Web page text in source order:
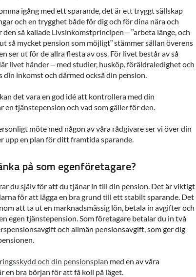
igång med ett sparande, det är ett tryggt sällskap
och en trygghet både för dig och för dina nära och
så kallade Livsinkomstprincipen – ”arbeta länge, och
så mycket pension som möjligt” stämmer sällan överens
ser ut för de allra flesta av oss. För livet består av så
livet händer – med studier, husköp, föräldraledighet och
din inkomst och därmed också din pension.
det vara en god idé att kontrollera med din
en tjänstepension och vad som gäller för den.
möte med någon av våra rådgivare ser vi över din
upp en plan för ditt framtida sparande.
på som egenföretagare?
du själv för att du tjänar in till din pension. Det är viktigt
för att lägga en bra grund till ett stabilt sparande. Det
att ta ut en marknadsmässig lön, betala in avgifter och
egen tjänstepension. Som företagare betalar du in två
och allmän pensionsavgift, som ger dig
och din pensionsplan med en av våra
en bra början för att få koll på läget.